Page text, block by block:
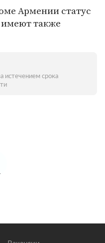
Армении статус
также
истечением срока